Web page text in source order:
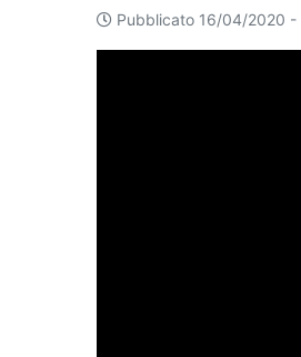
Pubblicato 16/04/2020 -